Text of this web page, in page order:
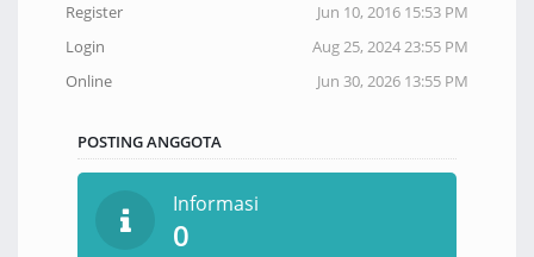
Register
Jun 10, 2016 15:53 PM
Login
Aug 25, 2024 23:55 PM
Online
Jun 30, 2026 13:55 PM
POSTING ANGGOTA
Informasi
0